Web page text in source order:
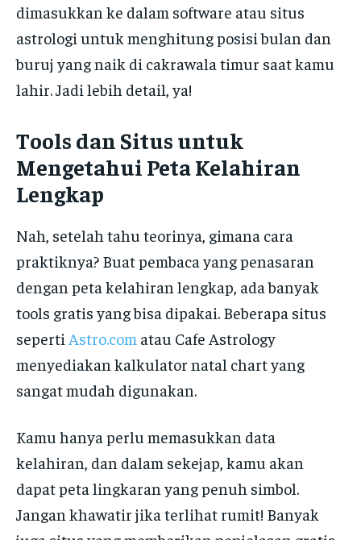
dimasukkan ke dalam software atau situs
astrologi untuk menghitung posisi bulan dan
buruj yang naik di cakrawala timur saat kamu
lahir. Jadi lebih detail, ya!
Tools dan Situs untuk
Mengetahui Peta Kelahiran
Lengkap
Nah, setelah tahu teorinya, gimana cara
praktiknya? Buat pembaca yang penasaran
dengan peta kelahiran lengkap, ada banyak
tools gratis yang bisa dipakai. Beberapa situs
seperti Astro.com atau Cafe Astrology
menyediakan kalkulator natal chart yang
sangat mudah digunakan.
Kamu hanya perlu memasukkan data
kelahiran, dan dalam sekejap, kamu akan
dapat peta lingkaran yang penuh simbol.
Jangan khawatir jika terlihat rumit! Banyak